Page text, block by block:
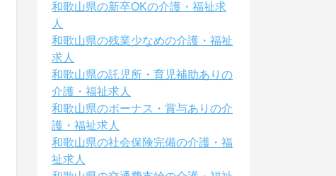
和歌山県の新卒OKの介護・福祉求
人
和歌山県の残業少なめの介護・福祉
求人
和歌山県の託児所・育児補助ありの
介護・福祉求人
和歌山県のボーナス・賞与ありの介
護・福祉求人
和歌山県の社会保険完備の介護・福
祉求人